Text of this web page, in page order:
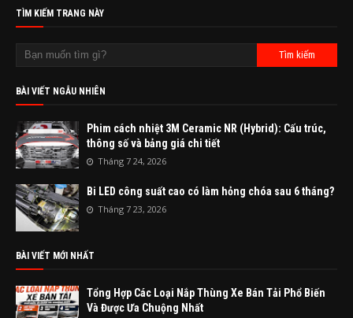
TÌM KIẾM TRANG NÀY
BÀI VIẾT NGẪU NHIÊN
Phim cách nhiệt 3M Ceramic NR (Hybrid): Cấu trúc,
thông số và bảng giá chi tiết
Tháng 7 24, 2026
Bi LED công suất cao có làm hỏng chóa sau 6 tháng?
Tháng 7 23, 2026
BÀI VIẾT MỚI NHẤT
Tổng Hợp Các Loại Nắp Thùng Xe Bán Tải Phổ Biến
Và Được Ưa Chuộng Nhất